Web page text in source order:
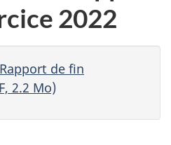
2022
de fin
2.2 Mo)